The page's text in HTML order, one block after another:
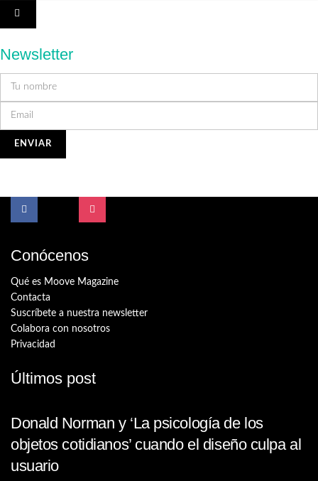
Newsletter
Conócenos
Qué es Moove Magazine
Contacta
Suscríbete a nuestra newsletter
Colabora con nosotros
Privacidad
Últimos post
Donald Norman y ‘La psicología de los
objetos cotidianos’ cuando el diseño culpa al
usuario